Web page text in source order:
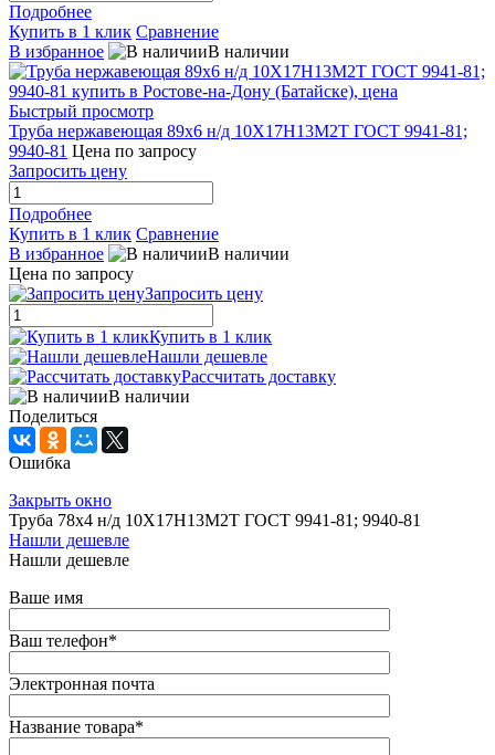
Подробнее
Купить в 1 клик Сравнение
В избранное
В наличии
Быстрый просмотр
Труба нержавеющая 89х6 н/д 10Х17Н13М2Т ГОСТ 9941-81;
9940-81 Цена по запросу
Запросить цену
Подробнее
Купить в 1 клик Сравнение
В избранное
В наличии
Цена по запросу
Запросить цену
Купить в 1 клик
Нашли дешевле
Рассчитать доставку
В наличии
Поделиться
Ошибка
Закрыть окно
Труба 78х4 н/д 10Х17Н13М2Т ГОСТ 9941-81; 9940-81
Нашли дешевле
Нашли дешевле
Ваше имя
Ваш телефон*
Электронная почта
Название товара*